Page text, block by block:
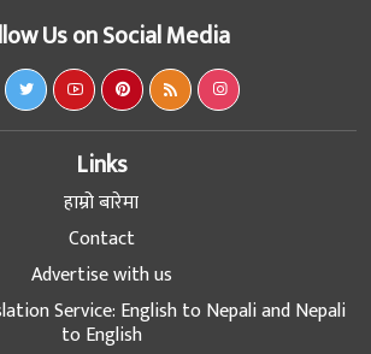
Us on Social Media
Links
हाम्रो बारेमा
Contact
Advertise with us
Service: English to Nepali and Nepali
to English